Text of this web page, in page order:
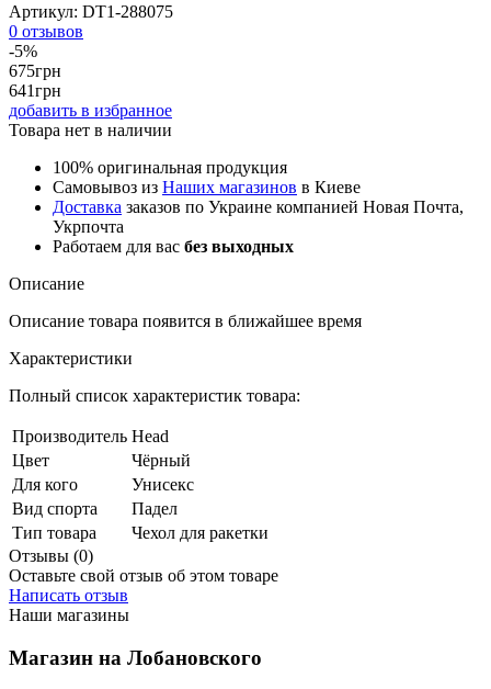
Артикул: DT1-288075
0 отзывов
-5%
675грн
641грн
добавить в избранное
Товара нет в наличии
100% оригинальная продукция
Самовывоз из Наших магазинов в Киеве
Доставка заказов по Украине компанией Новая Почта,
Укрпочта
Работаем для вас без выходных
Описание
Описание товара появится в ближайшее время
Характеристики
Полный список характеристик товара:
Производитель Head
Цвет
Чёрный
Для кого
Унисекс
Вид спорта
Падел
Тип товара
Чехол для ракетки
Отзывы (0)
Оставьте свой отзыв об этом товаре
Написать отзыв
Наши магазины
Магазин на Лобановского